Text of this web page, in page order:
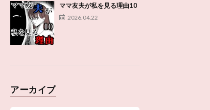
ママ友夫が私を見る理由10
2026.04.22
アーカイブ